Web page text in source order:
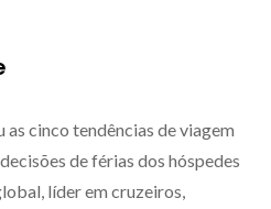
as cinco tendências de viagem
de férias dos hóspedes
líder em cruzeiros,